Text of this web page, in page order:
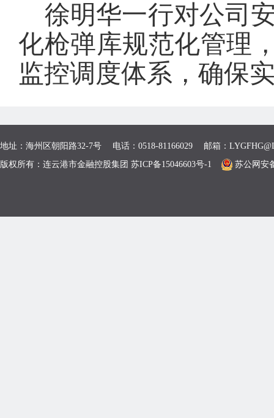
徐明华一行对公司
化枪弹库规范化管理
监控调度体系，确保
地址：海州区朝阳路32-7号 电话：0518-81166029 邮箱：
版权所有：连云港市金融控股集团 苏ICP备15046603号-1
苏公网安